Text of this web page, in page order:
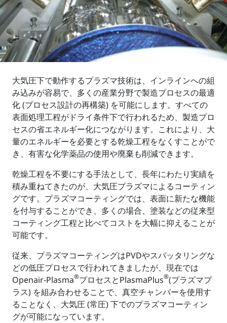
大気圧下で動作するプラズマ技術は、インラインへの組
み込みが容易で、多くの産業分野で製造プロセスの最適
化 (プロセス設計の再構築) を可能にします。すべての
表面処理工程がドライ条件下で行われるため、製造プロ
セスの省エネルギー化につながります。これにより、大
量のエネルギーを必要とする乾燥工程をなくすことがで
き、有害な化学薬品の使用や廃棄も削減できます。
乾燥工程を不要にする手法として、長年にわたり実績を
積み重ねてきたのが、大気圧プラズマによるコーティン
グです。プラズマコーティングでは、表面に新たな機能
を付与することができ、多くの場合、塗装などの従来型
コーティング工程と比べてコストを大幅に抑えることが
可能です。
従来、プラズマコーティングはPVDやスパッタリングな
どの低圧プロセスで行われてきましたが、現在では
Openair-Plasma®プロセスとPlasmaPlus®(プラズマプ
ラス) を組み合わせることで、真空チャンバーを使用す
ることなく、大気圧 (常圧) 下でのプラズマコーティン
グが可能になっています。